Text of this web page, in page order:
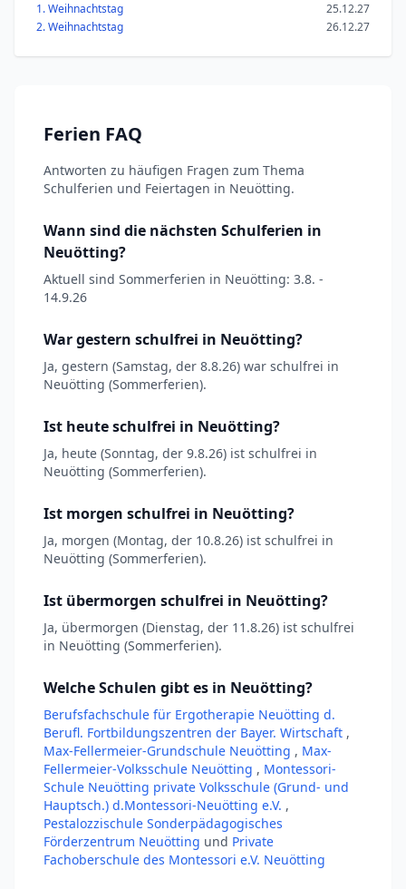
1. Weihnachtstag
25.12.27
2. Weihnachtstag
26.12.27
Ferien FAQ
Antworten zu häufigen Fragen zum Thema
Schulferien und Feiertagen in Neuötting.
Wann sind die nächsten Schulferien in
Neuötting?
Aktuell sind Sommerferien in Neuötting: 3.8. -
14.9.26
War gestern schulfrei in Neuötting?
Ja, gestern (Samstag, der 8.8.26) war schulfrei in
Neuötting (Sommerferien).
Ist heute schulfrei in Neuötting?
Ja, heute (Sonntag, der 9.8.26) ist schulfrei in
Neuötting (Sommerferien).
Ist morgen schulfrei in Neuötting?
Ja, morgen (Montag, der 10.8.26) ist schulfrei in
Neuötting (Sommerferien).
Ist übermorgen schulfrei in Neuötting?
Ja, übermorgen (Dienstag, der 11.8.26) ist schulfrei
in Neuötting (Sommerferien).
Welche Schulen gibt es in Neuötting?
Berufsfachschule für Ergotherapie Neuötting d.
Berufl. Fortbildungszentren der Bayer. Wirtschaft ,
Max-Fellermeier-Grundschule Neuötting , Max-
Fellermeier-Volksschule Neuötting , Montessori-
Schule Neuötting private Volksschule (Grund- und
Hauptsch.) d.Montessori-Neuötting e.V. ,
Pestalozzischule Sonderpädagogisches
Förderzentrum Neuötting und Private
Fachoberschule des Montessori e.V. Neuötting